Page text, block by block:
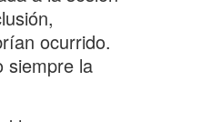
ocurrido.
siempre la